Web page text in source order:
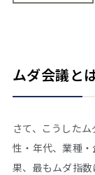
ムダ会議と
さて、こうした
性・年代、業種
果、最もムダ指